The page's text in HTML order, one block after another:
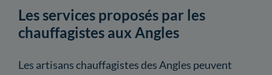
Les services proposés par les
chauffagistes aux Angles
Les artisans chauffagistes des Angles peuvent